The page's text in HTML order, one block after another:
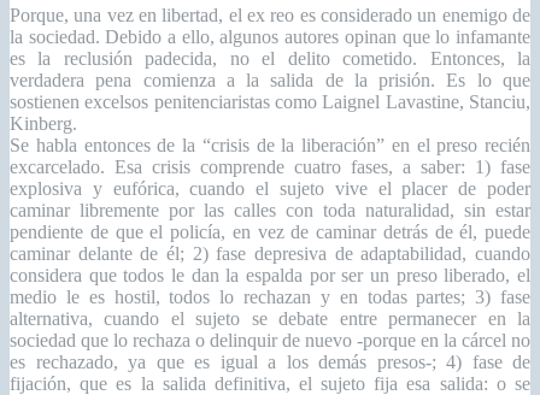
Porque, una vez en libertad, el ex reo es considerado un enemigo de
la sociedad. Debido a ello, algunos autores opinan que lo infamante
es la reclusión padecida, no el delito cometido. Entonces, la
verdadera pena comienza a la salida de la prisión. Es lo que
sostienen excelsos penitenciaristas como Laignel Lavastine, Stanciu,
Kinberg.
Se habla entonces de la “crisis de la liberación” en el preso recién
excarcelado. Esa crisis comprende cuatro fases, a saber: 1) fase
explosiva y eufórica, cuando el sujeto vive el placer de poder
caminar libremente por las calles con toda naturalidad, sin estar
pendiente de que el policía, en vez de caminar detrás de él, puede
caminar delante de él; 2) fase depresiva de adaptabilidad, cuando
considera que todos le dan la espalda por ser un preso liberado, el
medio le es hostil, todos lo rechazan y en todas partes; 3) fase
alternativa, cuando el sujeto se debate entre permanecer en la
sociedad que lo rechaza o delinquir de nuevo -porque en la cárcel no
es rechazado, ya que es igual a los demás presos-; 4) fase de
fijación, que es la salida definitiva, el sujeto fija esa salida: o se